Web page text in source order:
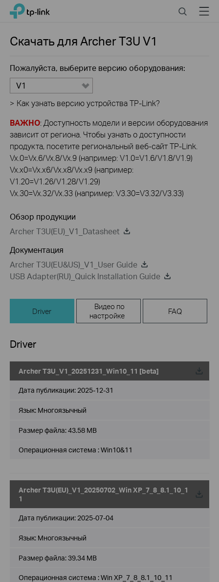
Click
navigation
TP-Link, Reliably Smart SearchMenu
Скачать дляArcher T3UV1
Пожалуйста, выберите версию оборудования:
V1
> Как узнать версию устройства TP-Link?
ВАЖНО: Доступность модели и версии оборудования
зависит от региона. Чтобы узнать о доступности
продукта, посетите региональный веб-сайт TP-Link.
Vx.0=Vx.6/Vx.8/Vx.9 (например: V1.0=V1.6/V1.8/V1.9)
Vx.x0=Vx.x6/Vx.x8/Vx.x9 (например:
V1.20=V1.26/V1.28/V1.29)
Vx.30=Vx.32/Vx.33 (например: V3.30=V3.32/V3.33)
Обзор продукции
Archer T3U(EU)_V1_Datasheet
Документация
Archer T3U(EU&US)_V1_User Guide
USB Adapter(RU)_Quick Installation Guide
Driver
Видео по
настройке
FAQ
Driver
Archer T3U_V1_20251231_Win10_11 [beta]
Дата публикации: 2025-12-31
Язык: Многоязычный
Размер файла:43.58 MB
Операционная система : Win10&11
Archer T3U(EU)_V1_20250702_Win XP_7_8_8.1_10_1
1
Дата публикации: 2025-07-04
Язык: Многоязычный
Размер файла:39.34 MB
Операционная система : Win XP_7_8_8.1_10_11